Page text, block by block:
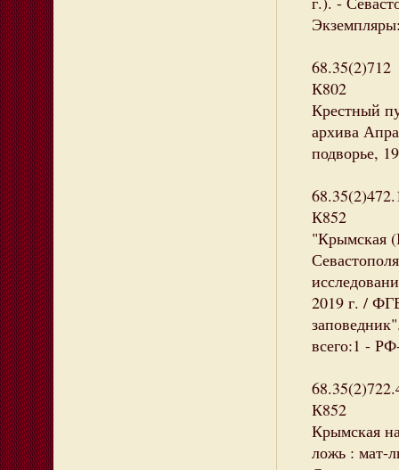
68.35(2)712
К802
Крестный
архива
подворье,
К852
"Крымская
2019 г. /
всего:1 -
К852
Крымская
ложь : мат-